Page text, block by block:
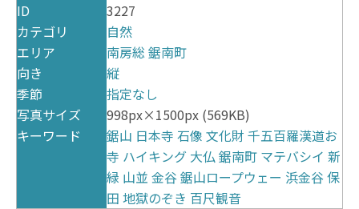
ID
3227
カテゴリ
自然
エリア
南房総 鋸南町
向き
縦
季節
指定なし
写真サイズ
998px×1500px (569KB)
キーワード
鋸山 日本寺 石像 文化財 千五百羅漢道お
寺 ハイキング 大仏鋸南町 マテバシイ 新
緑 山並 金谷鋸山ロープウェー 浜金谷保
田 地獄のぞき 百尺観音